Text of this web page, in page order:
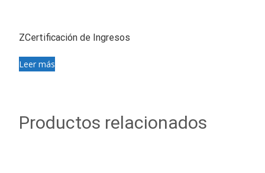
ZCertificación de Ingresos
Leer más
Productos relacionados